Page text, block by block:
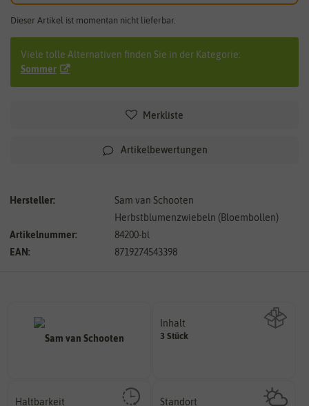
Dieser Artikel ist momentan nicht lieferbar.
Viele tolle Alternativen finden Sie in der Kategorie:
Sommer
Merkliste
Artikelbewertungen
Hersteller:
Sam van Schooten
Herbstblumenzwiebeln (Bloembollen)
Artikelnummer:
84200-bl
EAN:
8719274543398
Inhalt
3 StückWie viel ist enthalten
Haltbarkeit Standort